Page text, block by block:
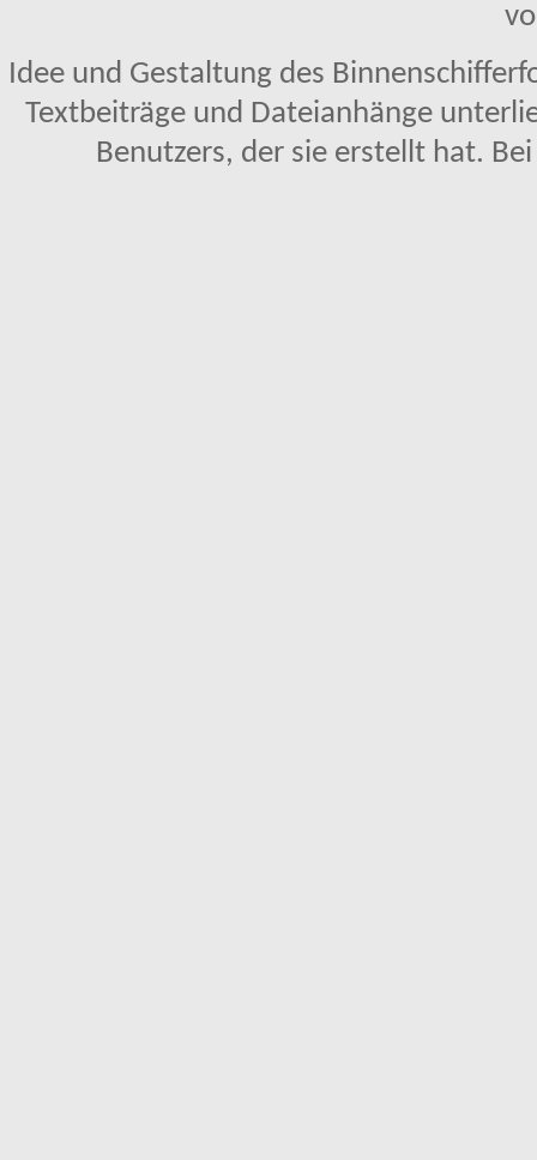
Idee und Gestaltung des
Textbeiträge und Dateianhänge
Benutzers, der sie erstellt hat.